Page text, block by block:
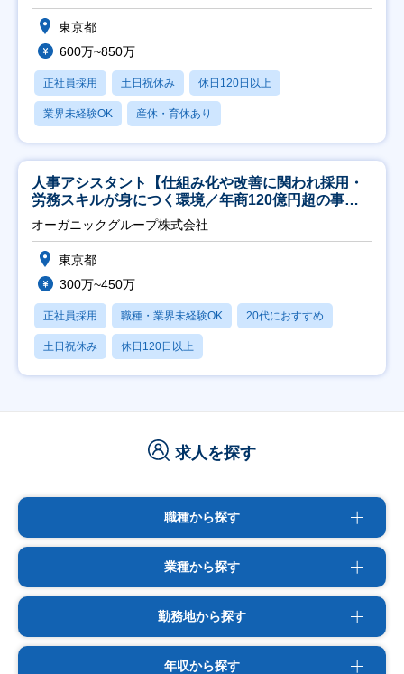
東京都
600万~850万
正社員採用 土日祝休み 休日120日以上
業界未経験OK 産休・育休あり
人事アシスタント【仕組み化や改善に関われ採用・
労務スキルが身につく環境／年商120億円超の事業
会社】
オーガニックグループ株式会社
東京都
300万~450万
正社員採用 職種・業界未経験OK 20代におすすめ
土日祝休み 休日120日以上
求人を探す
職種から探す
業種から探す
勤務地から探す
年収から探す